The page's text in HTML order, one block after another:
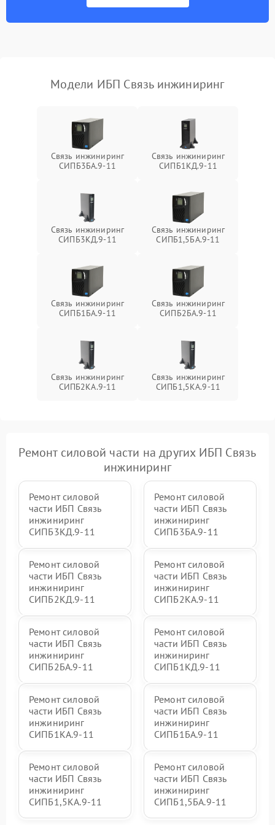
индикаторов
Неисправность системы
стабилизации
Подробнее →
Неисправность системы
мониторинга
1500 ₽ Подробнее →
Повреждение внутренних
Подробнее →
Неисправность системы
1500 ₽ Подробнее →
Поломка системы защиты
Неисправность системы
защиты от перегрева
Неисправность системы
перенапряжения
Модели ИБП Связь инжиниринг
Связь инжиниринг
СИПБ3БА.9-11
Связь инжиниринг
СИПБ1КД.9-11
Связь инжиниринг
СИПБ3КД.9-11
Связь инжиниринг
СИПБ1,5БА.9-11
Связь инжиниринг
СИПБ1БА.9-11
Связь инжиниринг
СИПБ2БА.9-11
Связь инжиниринг
СИПБ2КА.9-11
Связь инжиниринг
СИПБ1,5КА.9-11
Ремонт силовой части на других ИБП Связь
инжиниринг
Ремонт силовой
части ИБП Связь
инжиниринг
СИПБ3КД.9-11
Ремонт силовой
части ИБП Связь
инжиниринг
СИПБ3БА.9-11
Ремонт силовой
части ИБП Связь
инжиниринг
СИПБ2КД.9-11
Ремонт силовой
части ИБП Связь
инжиниринг
СИПБ2КА.9-11
Ремонт силовой
части ИБП Связь
инжиниринг
СИПБ2БА.9-11
Ремонт силовой
части ИБП Связь
инжиниринг
СИПБ1КД.9-11
Ремонт силовой
части ИБП Связь
инжиниринг
СИПБ1КА.9-11
Ремонт силовой
части ИБП Связь
инжиниринг
СИПБ1БА.9-11
Ремонт силовой
части ИБП Связь
инжиниринг
СИПБ1,5КА.9-11
Ремонт силовой
части ИБП Связь
инжиниринг
СИПБ1,5БА.9-11